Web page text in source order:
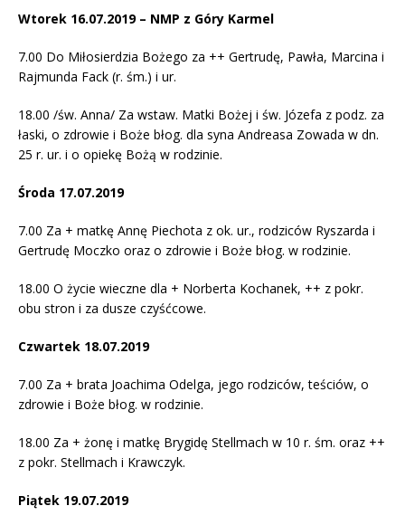
Wtorek 16.07.2019 – NMP z Góry Karmel
7.00 Do Miłosierdzia Bożego za ++ Gertrudę, Pawła, Marcina i
Rajmunda Fack (r. śm.) i ur.
18.00 /św. Anna/ Za wstaw. Matki Bożej i św. Józefa z podz. za
łaski, o zdrowie i Boże błog. dla syna Andreasa Zowada w dn.
25 r. ur. i o opiekę Bożą w rodzinie.
Środa 17.07.2019
7.00 Za + matkę Annę Piechota z ok. ur., rodziców Ryszarda i
Gertrudę Moczko oraz o zdrowie i Boże błog. w rodzinie.
18.00 O życie wieczne dla + Norberta Kochanek, ++ z pokr.
obu stron i za dusze czyśćcowe.
Czwartek 18.07.2019
7.00 Za + brata Joachima Odelga, jego rodziców, teściów, o
zdrowie i Boże błog. w rodzinie.
18.00 Za + żonę i matkę Brygidę Stellmach w 10 r. śm. oraz ++
z pokr. Stellmach i Krawczyk.
Piątek 19.07.2019